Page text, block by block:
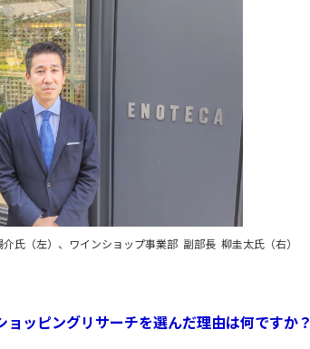
氏（左）、ワインショップ事業部 副部長 柳圭太氏（右）
ッピングリサーチを選んだ理由は何ですか？